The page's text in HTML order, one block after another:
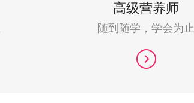
高级营养师
随到随学，学会为止